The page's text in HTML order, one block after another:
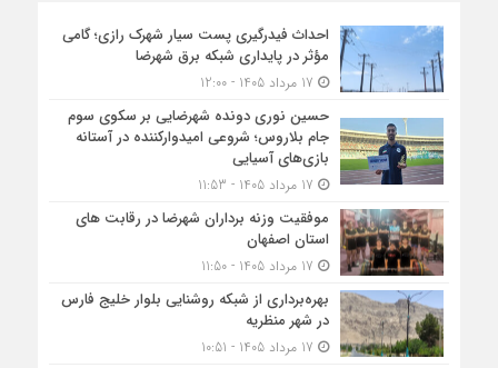
احداث فیدرگیری پست سیار شهرک رازی؛ گامی
مؤثر در پایداری شبکه برق شهرضا
حسین نوری دونده شهرضایی بر سکوی سوم
جام بلاروس؛ شروعی امیدوارکننده در آستانه
بازی‌های آسیایی
موفقیت وزنه برداران شهرضا در رقابت های
استان اصفهان
بهره‌برداری از شبکه روشنایی بلوار خلیج فارس
در شهر منظریه